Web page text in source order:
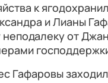
к
и Лианы
от
Гафаровы